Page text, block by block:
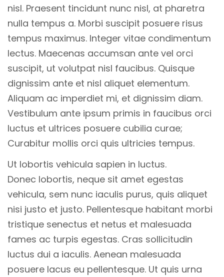
nisl. Praesent tincidunt nunc nisl, at pharetra
nulla tempus a. Morbi suscipit posuere risus
tempus maximus. Integer vitae condimentum
lectus. Maecenas accumsan ante vel orci
suscipit, ut volutpat nisl faucibus. Quisque
dignissim ante et nisl aliquet elementum.
Aliquam ac imperdiet mi, et dignissim diam.
Vestibulum ante ipsum primis in faucibus orci
luctus et ultrices posuere cubilia curae;
Curabitur mollis orci quis ultricies tempus.
Ut lobortis vehicula sapien in luctus.
Donec lobortis, neque sit amet egestas
vehicula, sem nunc iaculis purus, quis aliquet
nisi justo et justo. Pellentesque habitant morbi
tristique senectus et netus et malesuada
fames ac turpis egestas. Cras sollicitudin
luctus dui a iaculis. Aenean malesuada
posuere lacus eu pellentesque. Ut quis urna